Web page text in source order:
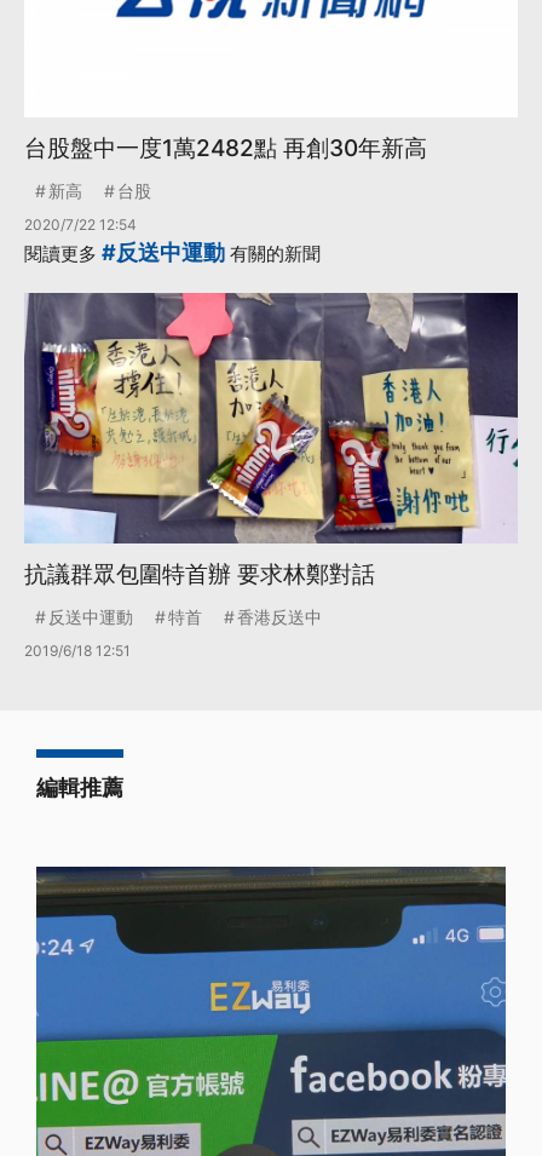
台股盤中一度1萬2482點 再創30年新高
新高 台股
2020/7/22 12:54
閱讀更多 #反送中運動 有關的新聞
抗議群眾包圍特首辦 要求林鄭對話
反送中運動 特首 香港反送中
2019/6/18 12:51
編輯推薦